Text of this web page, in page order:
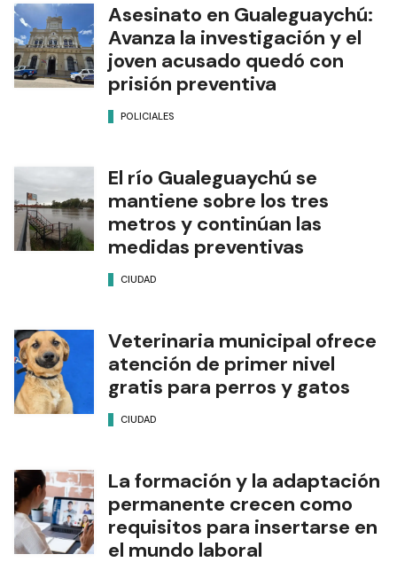
Asesinato en Gualeguaychú:
Avanza la investigación y el
joven acusado quedó con
prisión preventiva
POLICIALES
El río Gualeguaychú se
mantiene sobre los tres
metros y continúan las
medidas preventivas
CIUDAD
Veterinaria municipal ofrece
atención de primer nivel
gratis para perros y gatos
CIUDAD
La formación y la adaptación
permanente crecen como
requisitos para insertarse en
el mundo laboral